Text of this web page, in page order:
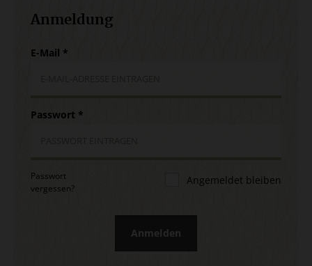
Anmeldung
E-Mail *
Passwort *
Passwort
vergessen?
Angemeldet bleiben
Anmelden